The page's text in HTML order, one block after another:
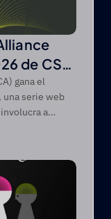
de CSO
gana el
una serie web
a